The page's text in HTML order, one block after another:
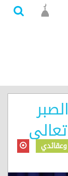
269 - الصبر